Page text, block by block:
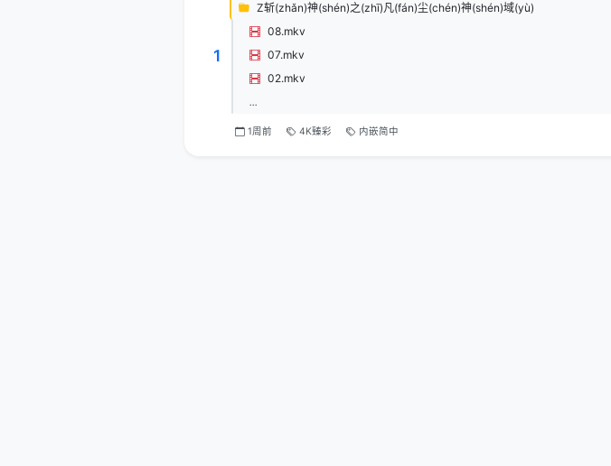
1
Z斩(zhǎn)神(shén)之(zhī)凡(fán)尘(chén)神(shén)域(yù)
08.mkv
07.mkv
02.mkv
...
1周前 4K臻彩 内嵌简中